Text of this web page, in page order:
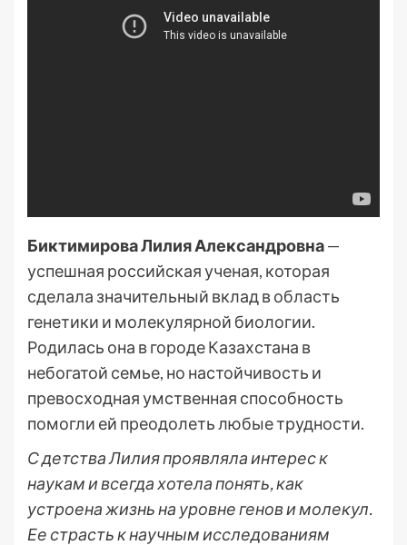
Биктимирова Лилия Александровна—
успешная российская ученая, которая
сделала значительный вклад в область
генетики и молекулярной биологии.
Родилась она в городе Казахстана в
небогатой семье, но настойчивость и
превосходная умственная способность
помогли ей преодолеть любые трудности.
С детства Лилия проявляла интерес к
наукам и всегда хотела понять, как
устроена жизнь на уровне генов и молекул.
Ее страсть к научным исследованиям